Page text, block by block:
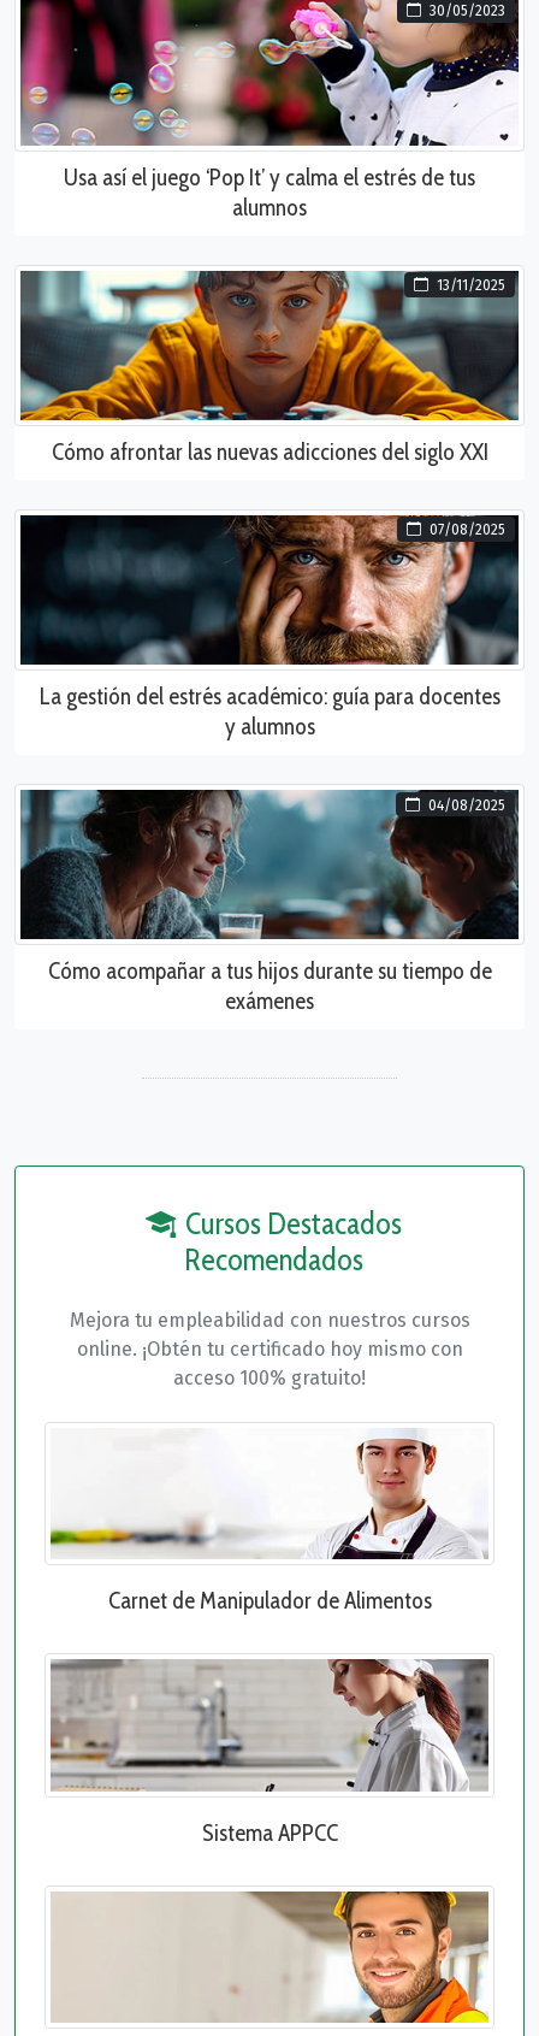
30/05/2023
Usa así el juego ‘Pop It’ y calma el estrés de tus
alumnos
13/11/2025
Cómo afrontar las nuevas adicciones del siglo XXI
07/08/2025
La gestión del estrés académico: guía para docentes
y alumnos
04/08/2025
Cómo acompañar a tus hijos durante su tiempo de
exámenes
Cursos Destacados
Recomendados
Mejora tu empleabilidad con nuestros cursos
online. ¡Obtén tu certificado hoy mismo con
acceso 100% gratuito!
Carnet de Manipulador de Alimentos
Sistema APPCC